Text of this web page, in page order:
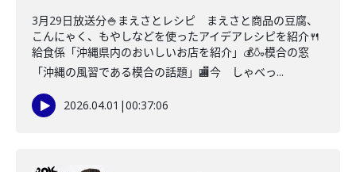
3月29日放送分🍚まえさとレシピ まえさと商品の豆腐、
こんにゃく、もやしなどを使ったアイデアレシピを紹介🍴
給食係「沖縄県内のおいしいお店を紹介」💰🍶模合の窓
「沖縄の風習である模合の話題」🏬今 しゃべっ...
2026.04.01 |00:37:06